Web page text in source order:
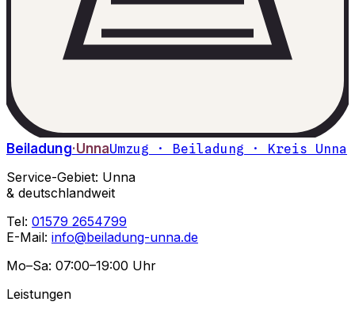
Beiladung·UnnaUmzug · Beiladung · Kreis Unna
Service-Gebiet: Unna
& deutschlandweit
Tel: 01579 2654799
E-Mail: info@beiladung-unna.de
Mo–Sa: 07:00–19:00 Uhr
Leistungen